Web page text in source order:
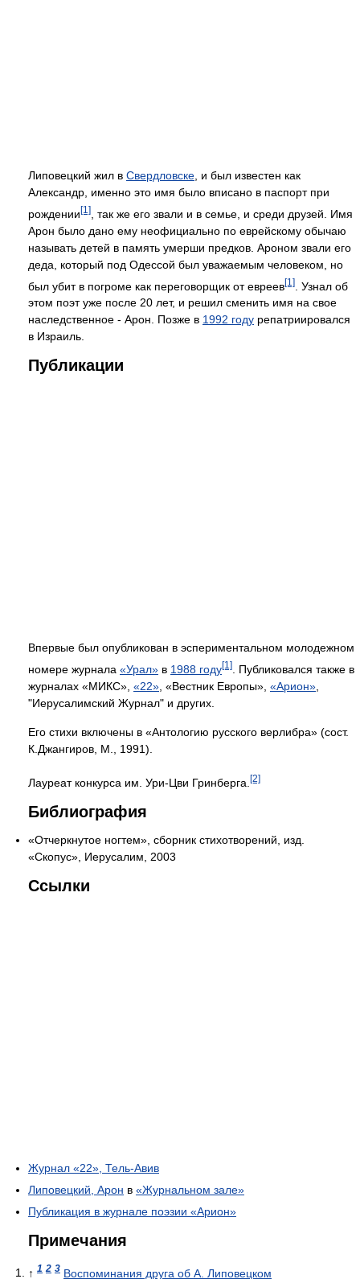
Липовецкий жил в Свердловске , и был известен как
Александр, именно это имя было вписано в паспорт при
рождении[1]
, так же его звали и в семье, и среди друзей. Имя
Арон было дано ему неофициально по еврейскому обычаю
называть детей в память умерши предков. Ароном звали его
деда, который под Одессой был уважаемым человеком, но
был убит в погроме как переговорщик от евреев[1]
. Узнал об
этом поэт уже после 20 лет, и решил сменить имя на свое
наследственное - Арон. Позже в 1992 году репатриировался
в Израиль.
Публикации
Впервые был опубликован в эспериментальном молодежном
номере журнала «Урал» в 1988 году[1]
. Публиковался также в
журналах «МИКС», «22» , «Вестник Европы», «Арион»
"Иерусалимский Журнал" и других.
Его стихи включены в «Антологию русского верлибра» (сост.
К.Джангиров, М., 1991).
Лауреат конкурса им. Ури-Цви Гринберга. [2]
Библиография
«Отчеркнутое ногтем», сборник стихотворений, изд.
«Скопус», Иерусалим, 2003
Ссылки
Журнал «22», Тель-Авив
Липовецкий, Арон в «Журнальном зале»
Публикация в журнале поэзии «Арион»
Примечания
↑ 1 2 3 Воспоминания друга об А. Липовецком